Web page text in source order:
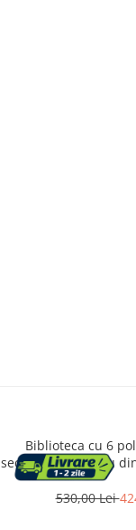
Biblioteca cu 6
securizata si cadru
cm,
530,00 Lei